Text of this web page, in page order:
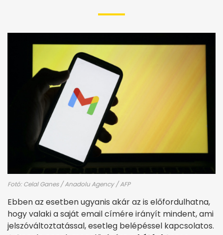
Fotó: Celal Ganes / Anadolu Agency / AFP
Ebben az esetben ugyanis akár az is előfordulhatna,
hogy valaki a saját email címére irányít mindent, ami
jelszóváltoztatással, esetleg belépéssel kapcsolatos.